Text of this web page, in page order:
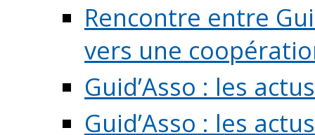
Rencontre entre
vers une
Guid’Asso : les
Guid’Asso : les